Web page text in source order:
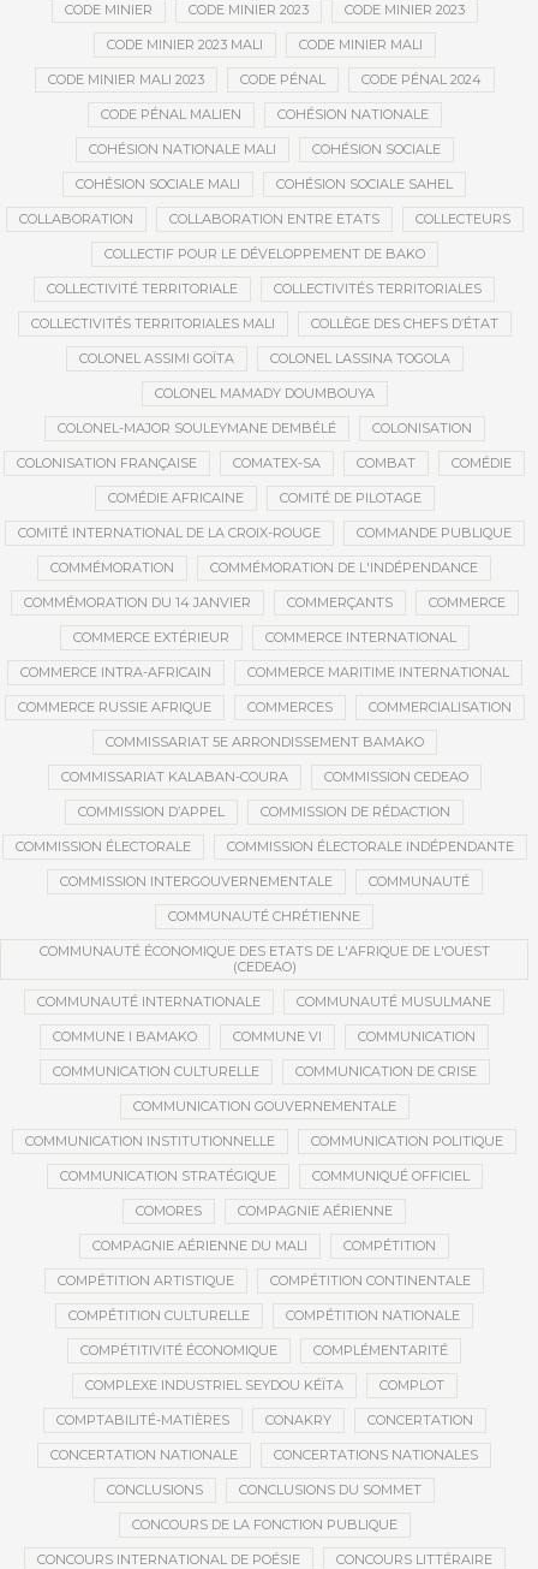
CODE MINIER CODE MINIER 2023 CODE MINIER 2023
CODE MINIER 2023 MALI CODE MINIER MALI
CODE MINIER MALI 2023 CODE PÉNAL CODE PÉNAL 2024
CODE PÉNAL MALIEN COHÉSION NATIONALE
COHÉSION NATIONALE MALI COHÉSION SOCIALE
COHÉSION SOCIALE MALI COHÉSION SOCIALE SAHEL
COLLABORATION COLLABORATION ENTRE ETATS COLLECTEURS
COLLECTIF POUR LE DÉVELOPPEMENT DE BAKO
COLLECTIVITÉ TERRITORIALE COLLECTIVITÉS TERRITORIALES
COLLECTIVITÉS TERRITORIALES MALI COLLÈGE DES CHEFS D’ÉTAT
COLONEL ASSIMI GOÏTA COLONEL LASSINA TOGOLA
COLONEL MAMADY DOUMBOUYA
COLONEL-MAJOR SOULEYMANE DEMBÉLÉ COLONISATION
COLONISATION FRANÇAISE COMATEX-SA COMBAT COMÉDIE
COMÉDIE AFRICAINE COMITÉ DE PILOTAGE
COMITÉ INTERNATIONAL DE LA CROIX-ROUGE COMMANDE PUBLIQUE
COMMÉMORATION COMMÉMORATION DE L'INDÉPENDANCE
COMMÉMORATION DU 14 JANVIER COMMERÇANTS COMMERCE
COMMERCE EXTÉRIEUR COMMERCE INTERNATIONAL
COMMERCE INTRA-AFRICAIN COMMERCE MARITIME INTERNATIONAL
COMMERCE RUSSIE AFRIQUE COMMERCES COMMERCIALISATION
COMMISSARIAT 5E ARRONDISSEMENT BAMAKO
COMMISSARIAT KALABAN-COURA COMMISSION CEDEAO
COMMISSION D’APPEL COMMISSION DE RÉDACTION
COMMISSION ÉLECTORALE COMMISSION ÉLECTORALE INDÉPENDANTE
COMMISSION INTERGOUVERNEMENTALE COMMUNAUTÉ
COMMUNAUTÉ CHRÉTIENNE
COMMUNAUTÉ ÉCONOMIQUE DES ETATS DE L'AFRIQUE DE L'OUEST
(CEDEAO)
COMMUNAUTÉ INTERNATIONALE COMMUNAUTÉ MUSULMANE
COMMUNE I BAMAKO COMMUNE VI COMMUNICATION
COMMUNICATION CULTURELLE COMMUNICATION DE CRISE
COMMUNICATION GOUVERNEMENTALE
COMMUNICATION INSTITUTIONNELLE COMMUNICATION POLITIQUE
COMMUNICATION STRATÉGIQUE COMMUNIQUÉ OFFICIEL
COMORES COMPAGNIE AÉRIENNE
COMPAGNIE AÉRIENNE DU MALI COMPÉTITION
COMPÉTITION ARTISTIQUE COMPÉTITION CONTINENTALE
COMPÉTITION CULTURELLE COMPÉTITION NATIONALE
COMPÉTITIVITÉ ÉCONOMIQUE COMPLÉMENTARITÉ
COMPLEXE INDUSTRIEL SEYDOU KÉÏTA COMPLOT
COMPTABILITÉ-MATIÈRES CONAKRY CONCERTATION
CONCERTATION NATIONALE CONCERTATIONS NATIONALES
CONCLUSIONS CONCLUSIONS DU SOMMET
CONCOURS DE LA FONCTION PUBLIQUE
CONCOURS INTERNATIONAL DE POÉSIE CONCOURS LITTÉRAIRE